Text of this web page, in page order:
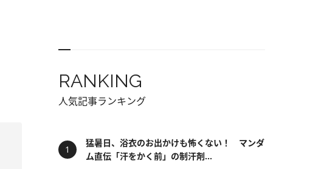
RANKING
人気記事ランキング
猛暑日、浴衣のお出かけも怖くない！ マンダ
ム直伝「汗をかく前」の制汗剤...